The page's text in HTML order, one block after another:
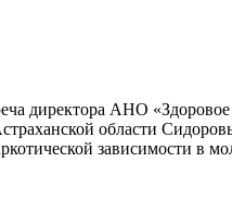
директора АНО
области
зависимости в